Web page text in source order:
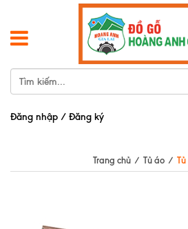
Đăng nhập / Đăng ký
Trang chủ / Tủ áo /